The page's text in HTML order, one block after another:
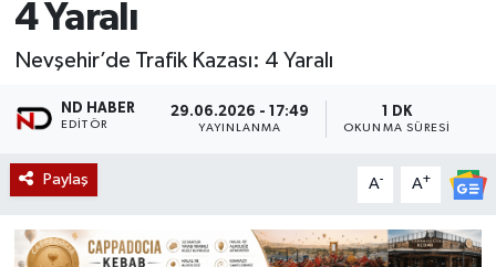
4 Yaralı
Nevşehir’de Trafik Kazası: 4 Yaralı
ND HABER
EDITÖR
29.06.2026 - 17:49
YAYINLANMA
1 DK
OKUNMA SÜRESI
Paylaş A- A+